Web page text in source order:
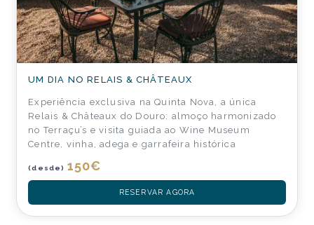
UM DIA NO RELAIS & CHÂTEAUX
Experiência exclusiva na Quinta Nova, a única
Relais & Châteaux do Douro: almoço harmonizado
no Terraçu’s e visita guiada ao Wine Museum
Centre, vinha, adega e garrafeira histórica
(desde) 150€
RESERVAR AGORA